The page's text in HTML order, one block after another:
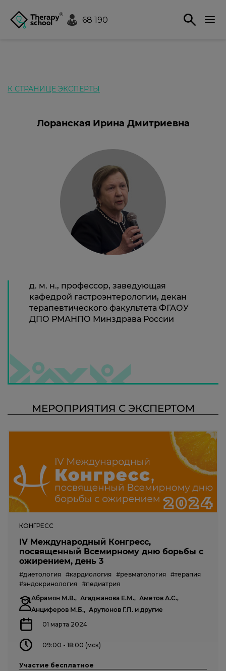
68 190
К СТРАНИЦЕ ЭКСПЕРТЫ
Лоранская Ирина Дмитриевна
д. м. н., профессор, заведующая
кафедрой гастроэнтерологии, декан
терапевтического факультета ФГАОУ
ДПО РМАНПО Минздрава России
МЕРОПРИЯТИЯ С ЭКСПЕРТОМ
КОНГРЕСС
IV Международный Конгресс,
посвященный Всемирному дню борьбы с
ожирением, день 3
#диетология #кардиология #ревматология #терапия
#эндокринология #педиатрия
Абрамян М.В., Агаджанова Е.М., Аметов А.С.,
Анциферов М.Б., Арутюнов Г.П. и другие
01 марта 2024
09:00 - 18:00 (мск)
Участие бесплатное